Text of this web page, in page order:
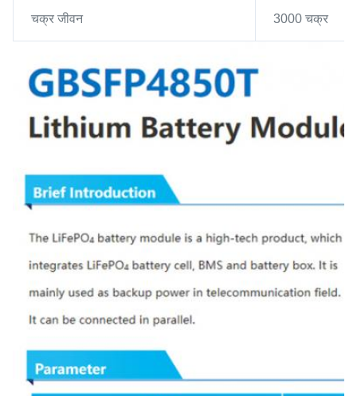
चक्र जीवन 3000 चक्र